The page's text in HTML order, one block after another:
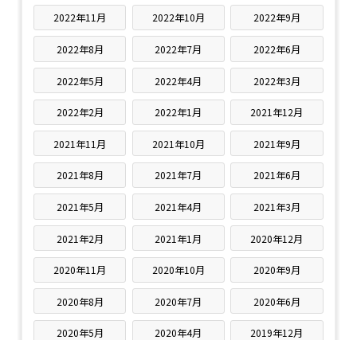
2022年11月 2022年10月 2022年9月
2022年8月 2022年7月 2022年6月
2022年5月 2022年4月 2022年3月
2022年2月 2022年1月 2021年12月
2021年11月 2021年10月 2021年9月
2021年8月 2021年7月 2021年6月
2021年5月 2021年4月 2021年3月
2021年2月 2021年1月 2020年12月
2020年11月 2020年10月 2020年9月
2020年8月 2020年7月 2020年6月
2020年5月 2020年4月 2019年12月